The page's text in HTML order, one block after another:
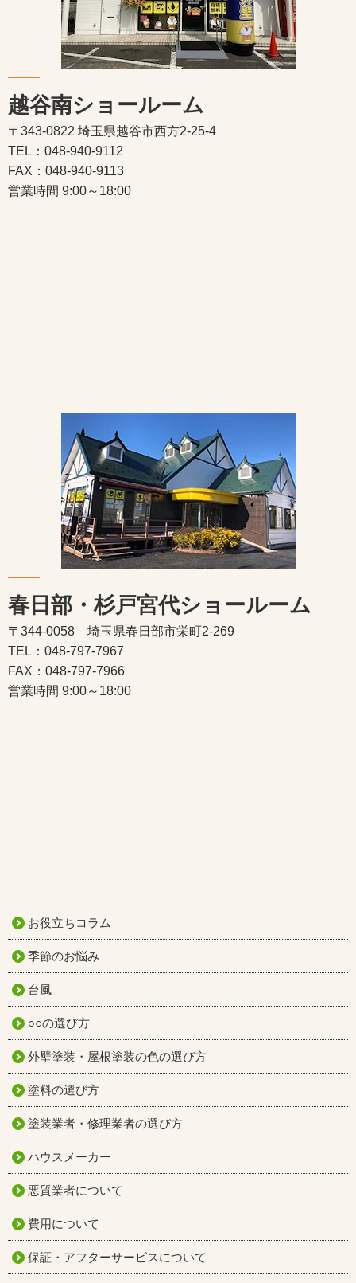
越谷南ショールーム
〒343-0822 埼玉県越谷市西方2-25-4
TEL：048-940-9112
FAX：048-940-9113
営業時間 9:00～18:00
春日部・杉戸宮代ショールーム
〒344-0058 埼玉県春日部市栄町2-269
TEL：048-797-7967
FAX：048-797-7966
営業時間 9:00～18:00
お役立ちコラム
季節のお悩み
台風
○○の選び方
外壁塗装・屋根塗装の色の選び方
塗料の選び方
塗装業者・修理業者の選び方
ハウスメーカー
悪質業者について
費用について
保証・アフターサービスについて